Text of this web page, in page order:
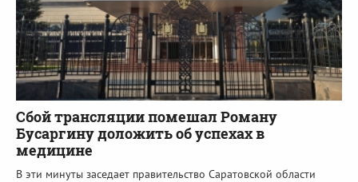
Сбой трансляции помешал Роману
Бусаргину доложить об успехах в
медицине
В эти минуты заседает правительство Саратовской области